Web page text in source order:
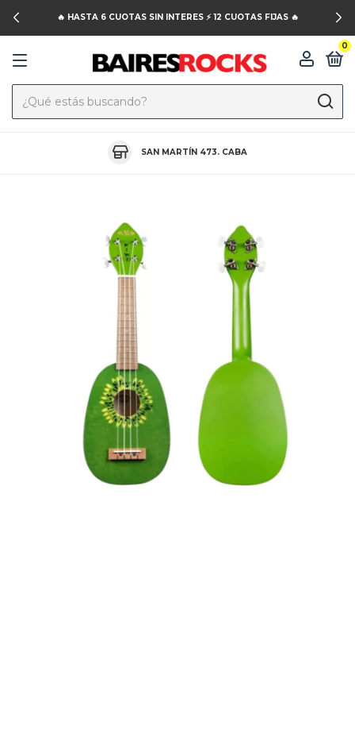
🔥 HASTA 6 CUOTAS SIN INTERES ⚡️ 12 CUOTAS FIJAS 🔥
0
SAN MARTÍN 473. CABA